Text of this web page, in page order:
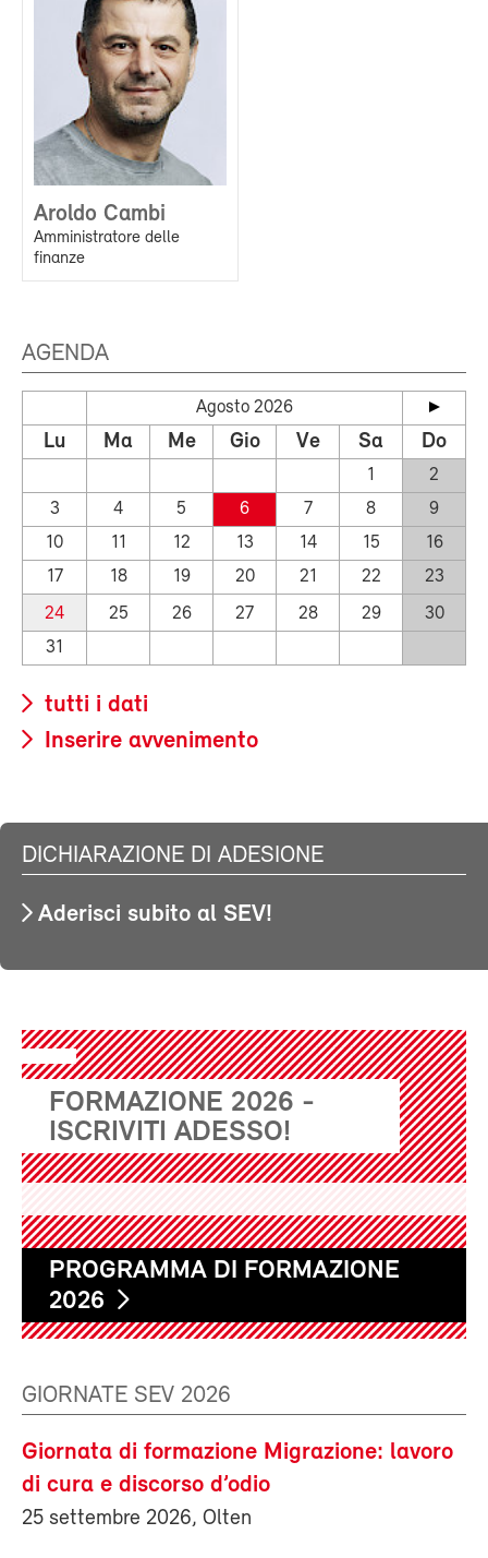
Aroldo Cambi
Amministratore delle
finanze
AGENDA
Agosto 2026
Lu Ma Me Gio Ve Sa Do
1
2
3
4 5 6 7 8
9
10
11 12 13 14 15
16
17
18 19 20 21 22
23
24
25 26 27 28 29
30
31
tutti i dati
Inserire avvenimento
DICHIARAZIONE DI ADESIONE
Aderisci subito al SEV!
FORMAZIONE 2026 -
ISCRIVITI ADESSO!
PROGRAMMA DI FORMAZIONE
2026
GIORNATE SEV 2026
Giornata di formazione Migrazione: lavoro
di cura e discorso d’odio
25 settembre 2026, Olten